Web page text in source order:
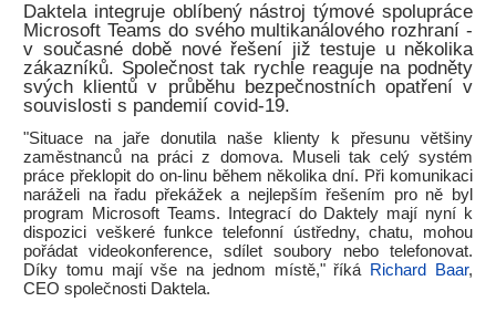
Daktela integruje oblíbený nástroj týmové spolupráce
Microsoft Teams do svého multikanálového rozhraní -
v současné době nové řešení již testuje u několika
zákazníků. Společnost tak rychle reaguje na podněty
svých klientů v průběhu bezpečnostních opatření v
souvislosti s pandemií covid-19.
"Situace na jaře donutila naše klienty k přesunu většiny
zaměstnanců na práci z domova. Museli tak celý systém
práce překlopit do on-linu během několika dní. Při komunikaci
naráželi na řadu překážek a nejlepším řešením pro ně byl
program Microsoft Teams. Integrací do Daktely mají nyní k
dispozici veškeré funkce telefonní ústředny, chatu, mohou
pořádat videokonference, sdílet soubory nebo telefonovat.
Díky tomu mají vše na jednom místě," říká
Richard Baar,
CEO společnosti Daktela.